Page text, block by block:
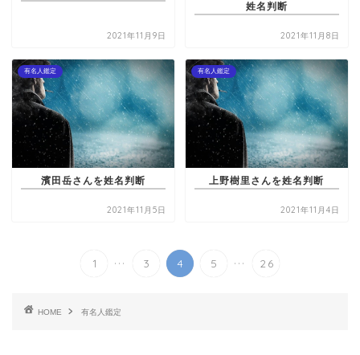
2021年11月9日
姓名判断
2021年11月8日
有名人鑑定
濱田岳さんを姓名判断
2021年11月5日
有名人鑑定
上野樹里さんを姓名判断
2021年11月4日
1 ... 3 4 5 ... 26
HOME 有名人鑑定